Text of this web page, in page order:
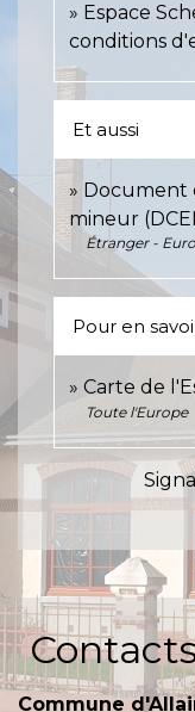
Espace
conditions
Et aussi
Document
mineur
Étranger -
Pour en
Carte de
Toute l'Europe
Commune